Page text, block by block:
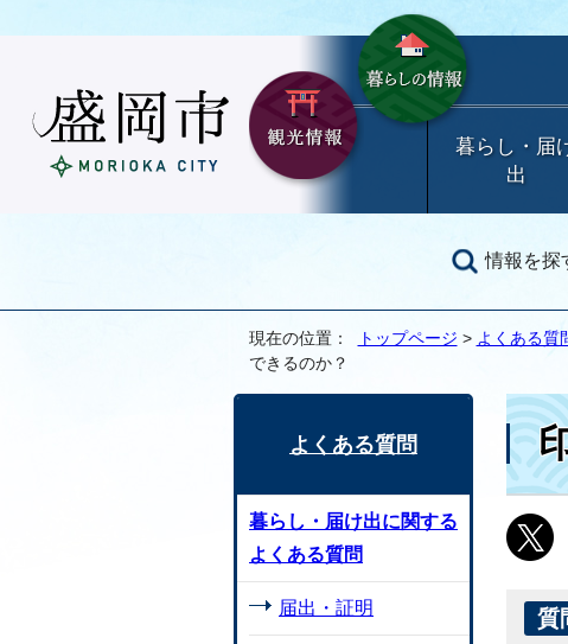
暮らし・届
出
情報を探
現在の位置： トップページ > よくある質
できるのか？
質
よくある質問
暮らし・届け出に関する
よくある質問
届出・証明